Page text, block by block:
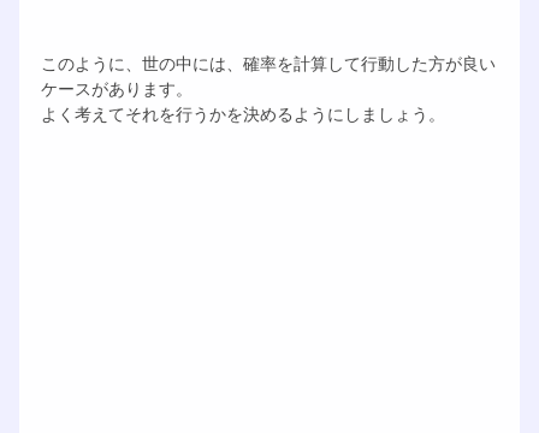
このように、世の中には、確率を計算して行動した方が良い
ケースがあります。
よく考えてそれを行うかを決めるようにしましょう。